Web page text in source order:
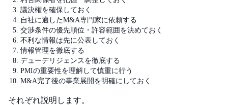
議決権を確保しておく
自社に適したM&A専門家に依頼する
交渉条件の優先順位・許容範囲を決めておく
不利な情報は先に公表しておく
情報管理を徹底する
デューデリジェンスを徹底する
PMIの重要性を理解して慎重に行う
M&A完了後の事業展開を明確にしておく
それぞれ説明します。